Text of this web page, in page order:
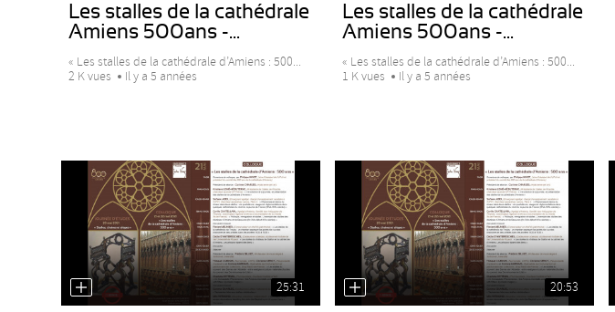
Les stalles de la cathédrale
Amiens 500ans -...
« Les stalles de la cathédrale d’Amiens : 500...
2 K vues
Il y a 5 années
Les stalles de la cathédrale
Amiens 500ans -...
« Les stalles de la cathédrale d’Amiens : 500...
1 K vues
Il y a 5 années
25:31 20:53